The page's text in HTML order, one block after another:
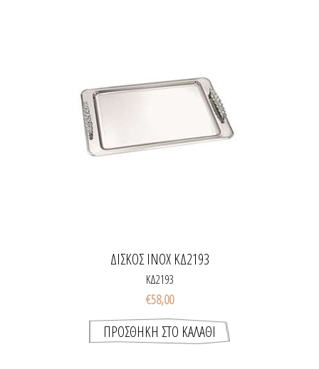
ΔΙΣΚΟΣ INOX ΚΔ2193
ΚΔ2193
€58,00